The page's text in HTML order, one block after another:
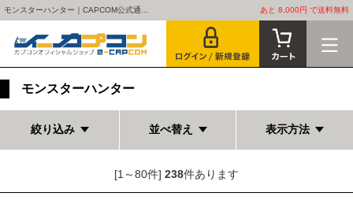
モンスターハンター｜CAPCOM公式通... あと 8,000円 で送料無料
モンスターハンター
絞り込み 並べ替え 表示方法
[1～80件] 238件あります